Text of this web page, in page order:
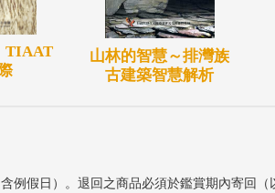
TIAAT
山林的智慧～排灣族
古建築智慧解析
例假日）。退回之商品必須於鑑賞期內寄回